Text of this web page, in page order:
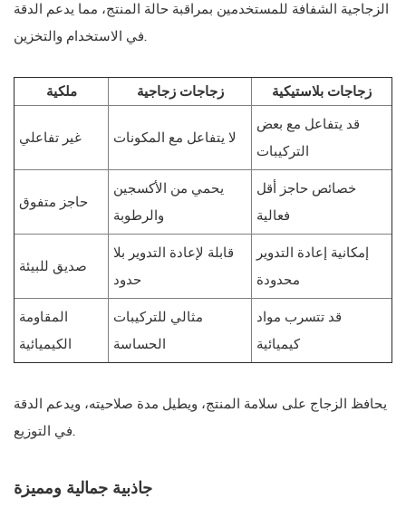
الزجاجية الشفافة للمستخدمين بمراقبة حالة المنتج، مما يدعم الدقة
في الاستخدام والتخزين.
ملكية زجاجات زجاجية زجاجات بلاستيكية
غير تفاعلي لا يتفاعل مع المكونات
قد يتفاعل مع بعض
التركيبات
حاجز متفوق
يحمي من الأكسجين
والرطوبة
خصائص حاجز أقل
فعالية
صديق للبيئة
قابلة لإعادة التدوير بلا
حدود
إمكانية إعادة التدوير
محدودة
المقاومة
الكيميائية
مثالي للتركيبات
الحساسة
قد تتسرب مواد
كيميائية
يحافظ الزجاج على سلامة المنتج، ويطيل مدة صلاحيته، ويدعم الدقة
في التوزيع.
جاذبية جمالية ومميزة